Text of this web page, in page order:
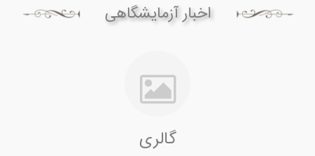
اخبار آزمایشگاهی
گالری